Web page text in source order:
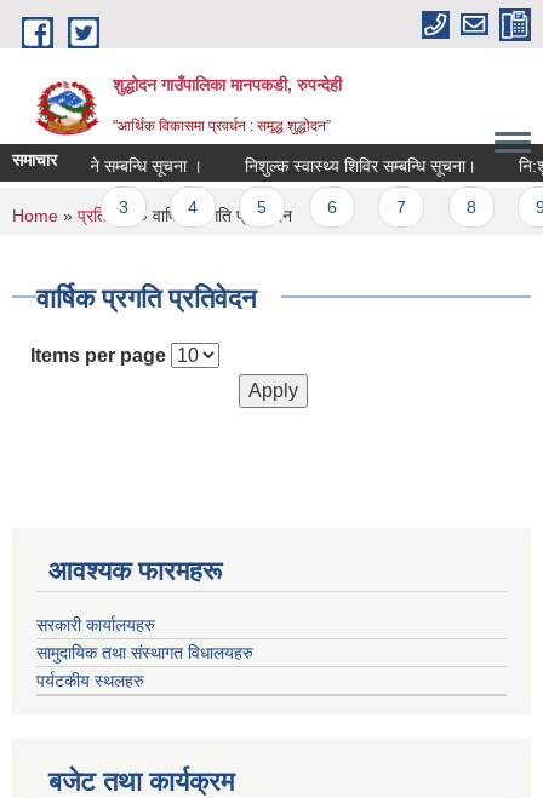
Skip to main content
शुद्धोदन गाउँपालिका मानपकडी, रुपन्देही
"आर्थिक विकासमा प्रवर्धन : समृद्ध शुद्धोदन”
समाचार
गर्न आउने सम्बन्धि सूचना । निशुल्क स्वास्थ्य शिविर सम्बन्धि सूचना। नि:शुल्क
3 4 5 6
You are here
Home » प्रतिवेदन » वार्षिक प्रगति प्रतिवेदन
वार्षिक प्रगति प्रतिवेदन
Items per page
आवश्यक फारमहरू
सरकारी कार्यालयहरु
सामुदायिक तथा संस्थागत विधालयहरु
पर्यटकीय स्थलहरु
बजेट तथा कार्यक्रम